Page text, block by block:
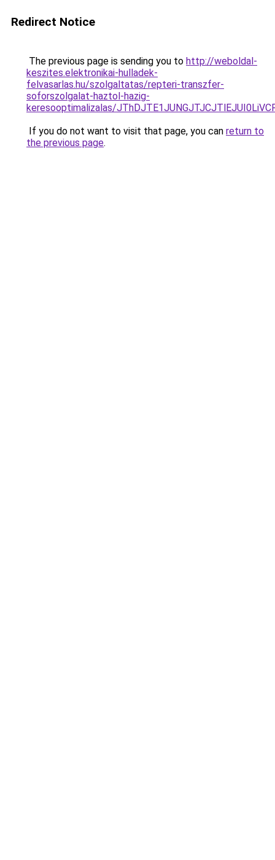
Redirect Notice
The previous page is sending you to http://weboldal-
keszites.elektronikai-hulladek-
felvasarlas.hu/szolgaltatas/repteri-transzfer-
soforszolgalat-haztol-hazig-
keresooptimalizalas/
If you do not want to visit that page, you can return to
the previous page.